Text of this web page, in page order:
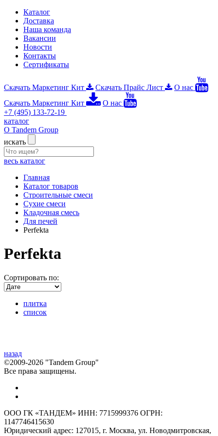
Каталог
Доставка
Наша команда
Вакансии
Новости
Контакты
Сертификаты
Скачать Маркетинг Кит Скачать Прайс Лист
О нас
Скачать Маркетинг Кит
О нас
+7 (495) 133-72-19
каталог
О Tandem Group
искать
весь каталог
Главная
Каталог товаров
Строительные смеси
Сухие смеси
Кладочная смесь
Для печей
Perfekta
Perfekta
Сортировать по:
плитка
список
назад
©2009-2026 "Tandem Group"
Все права защищены.
ООО ГК «ТАНДЕМ» ИНН: 7715999376 ОГРН:
1147746415630
Юридический адрес: 127015, г. Москва, ул. Новодмитровская,